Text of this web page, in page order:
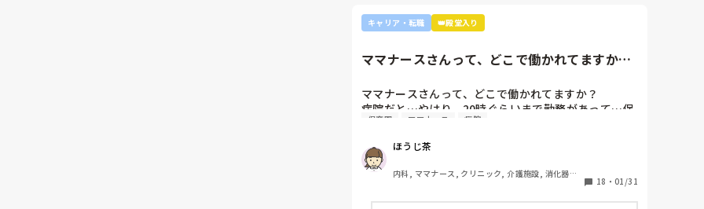
インシデントを多発したことや情報収集ができていな
かったり、看護のつながりが無かったことは自分でも
反省していますし、今後成長させていきたいなと思っ
ています。
出来ていないです。
他の先輩にも何人か相談しましたが『ぶっちゃけそこ
よ』とのこと。
師長さんの言ってることも確かに理解できますが
私も、正直あまり健診センターや外来にはあまり魅力
を感じてないですし、病棟での臨床経験を積んで学ん
でいきたいと気持ちがあります。
かと思います。
あれば、ご自身に合った病棟への異動か転職がいいので
くない場所に行かされてしまうものですが(>_<)
病院も規模やいろいろ取り組んでいることが違うので、
即戦力を期待されます。
キャリア・転職 👑殿堂入り
ママナースさんって、どこで働かれてますか？
ママナースさんって、どこで働かれてますか？
病院だと…やはり、20時ぐらいまで勤務があって…保
育園のお迎えが間に合わないことが多くて…
保育園 ママナース 病院
ほうじ茶
内科, ママナース, クリニック, 介護施設, 消化器外
18 ・ 01/31